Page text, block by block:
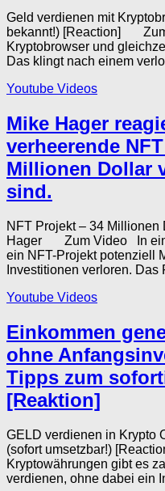
Geld verdienen mit
bekannt!) [Reaction]
Kryptobrowser und
Das klingt nach einem
Youtube Videos
Mike Hager
verheerende
Millionen Dollar
sind.
NFT Projekt – 34
Hager Zum Video In
ein NFT-Projekt potenziell
Investitionen verloren. Das
Youtube Videos
Einkommen
ohne
Tipps zum
[Reaktion]
GELD verdienen in Krypto
(sofort umsetzbar!)
Kryptowährungen gibt es
verdienen, ohne dabei ein